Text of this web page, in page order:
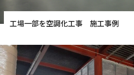
工場一部を空調化工事 施工事例